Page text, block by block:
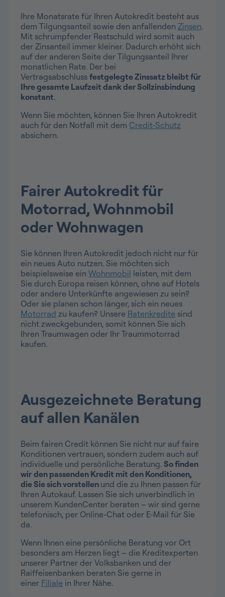
Ihre Monatsrate für Ihren Autokredit besteht aus
dem Tilgungsanteil sowie den anfallenden Zinsen.
Mit schrumpfender Restschuld wird somit auch
der Zinsanteil immer kleiner. Dadurch erhöht sich
auf der anderen Seite der Tilgungsanteil Ihrer
monatlichen Rate. Der bei
Vertragsabschluss festgelegte Zinssatz bleibt für
Ihre gesamte Laufzeit dank der Sollzinsbindung
konstant.
Wenn Sie möchten, können Sie Ihren Autokredit
auch für den Notfall mit dem Credit-Schutz
absichern.
Fairer Autokredit für
Motorrad, Wohnmobil
oder Wohnwagen
Sie können Ihren Autokredit jedoch nicht nur für
ein neues Auto nutzen. Sie möchten sich
beispielsweise ein Wohnmobil leisten, mit dem
Sie durch Europa reisen können, ohne auf Hotels
oder andere Unterkünfte angewiesen zu sein?
Oder sie planen schon länger, sich ein neues
Motorrad zu kaufen? Unsere Ratenkredite sind
nicht zweckgebunden, somit können Sie sich
Ihren Traumwagen oder Ihr Traummotorrad
kaufen.
Ausgezeichnete Beratung
auf allen Kanälen
Beim fairen Credit können Sie nicht nur auf faire
Konditionen vertrauen, sondern zudem auch auf
individuelle und persönliche Beratung. So finden
wir den passenden Kredit mit den Konditionen,
die Sie sich vorstellen und die zu Ihnen passen für
Ihren Autokauf. Lassen Sie sich unverbindlich in
unserem KundenCenter beraten – wir sind gerne
telefonisch, per Online-Chat oder E-Mail für Sie
da.
Wenn Ihnen eine persönliche Beratung vor Ort
besonders am Herzen liegt – die Kreditexperten
unserer Partner der Volksbanken und der
Raiffeisenbanken beraten Sie gerne in
einer Filiale in Ihrer Nähe.